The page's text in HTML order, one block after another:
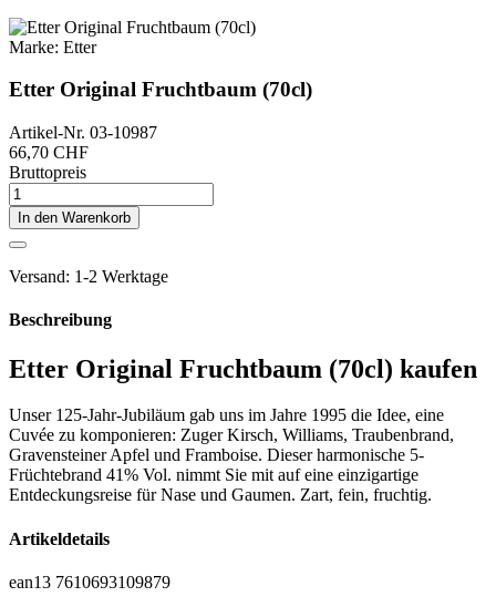
Marke: Etter
Etter Original Fruchtbaum (70cl)
Artikel-Nr. 03-10987
66,70 CHF
Bruttopreis
In den Warenkorb
Versand: 1-2 Werktage
Beschreibung
Etter Original Fruchtbaum (70cl) kaufen
Unser 125-Jahr-Jubiläum gab uns im Jahre 1995 die Idee, eine
Cuvée zu komponieren: Zuger Kirsch, Williams, Traubenbrand,
Gravensteiner Apfel und Framboise. Dieser harmonische 5-
Früchtebrand 41% Vol. nimmt Sie mit auf eine einzigartige
Entdeckungsreise für Nase und Gaumen. Zart, fein, fruchtig.
Artikeldetails
ean13 7610693109879